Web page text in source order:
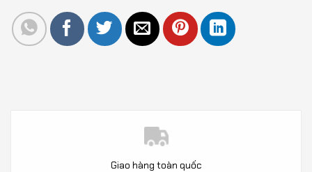
Giao hàng toàn quốc